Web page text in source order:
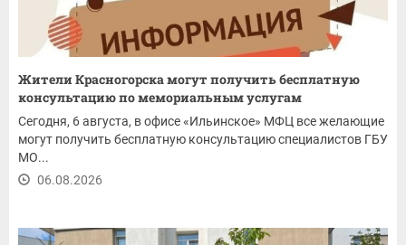
Жители Красногорска могут получить бесплатную
консультацию по мемориальным услугам
Сегодня, 6 августа, в офисе «Ильинское» МФЦ все желающие
могут получить бесплатную консультацию специалистов ГБУ
МО...
06.08.2026